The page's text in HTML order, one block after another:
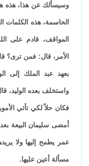
وسيسألك عن هذا، هذه
الحاسمة، هذه الكلمات
المواقف، قادم على
الأمر، قال: فمن ترى؟
بعهد عبد الملك إلى
واستخلف بعده الوليد،
فكان حلاً لكي تأتي
أمضى سليمان البيعة
عمر يطمح إليها ولا
مسألة أعين عليها.